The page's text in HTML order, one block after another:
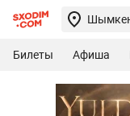
Билеты Афиша